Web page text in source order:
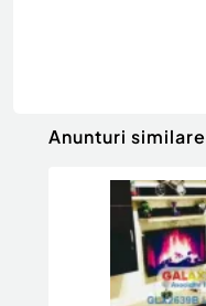
Anunturi similare